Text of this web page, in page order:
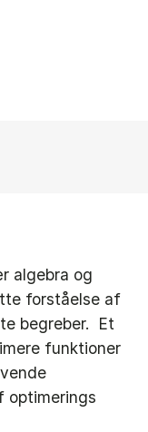
algebra og
forståelse af
begreber. Et
funktioner
optimerings